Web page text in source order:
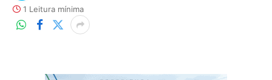
1 Leitura mínima